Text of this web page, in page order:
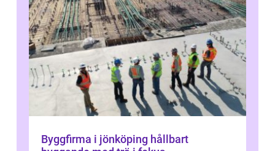
Byggfirma i jönköping hållbart